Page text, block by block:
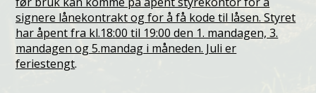
signere lånekontrakt og for å få kode til låsen. Styret
har åpent fra kl.18:00 til 19:00 den 1. mandagen, 3.
mandagen og 5.mandag i måneden. Juli er
feriestengt.